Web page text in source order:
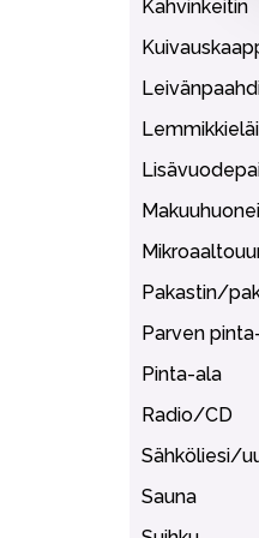
Kahvinkeitin
Pakastin/
Parven
Pinta-ala
Radio/CD
Sähköliesi/
Sauna